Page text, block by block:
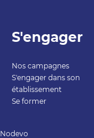
S'engager
Nos campagnes
S'engager dans son
établissement
Se former
Nodevo